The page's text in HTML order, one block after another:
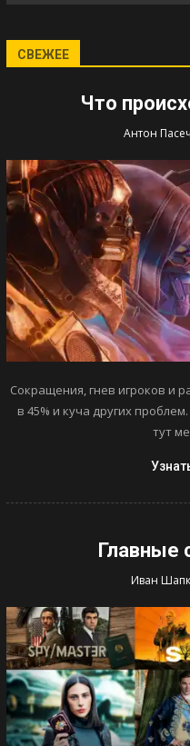
СВЕЖЕЕ
Что
Антон
Сокращения, гнев игроков и
в 45% и куча других
тут
Главные
Иван